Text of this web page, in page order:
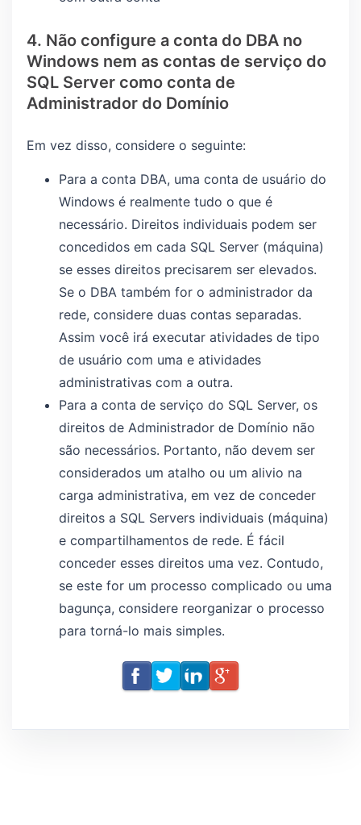
4. Não configure a conta do DBA no
Windows nem as contas de serviço do
SQL Server como conta de
Administrador do Domínio
Em vez disso, considere o seguinte:
Para a conta DBA, uma conta de usuário do
Windows é realmente tudo o que é
necessário. Direitos individuais podem ser
concedidos em cada SQL Server (máquina)
se esses direitos precisarem ser elevados.
Se o DBA também for o administrador da
rede, considere duas contas separadas.
Assim você irá executar atividades de tipo
de usuário com uma e atividades
administrativas com a outra.
Para a conta de serviço do SQL Server, os
direitos de Administrador de Domínio não
são necessários. Portanto, não devem ser
considerados um atalho ou um alivio na
carga administrativa, em vez de conceder
direitos a SQL Servers individuais (máquina)
e compartilhamentos de rede. É fácil
conceder esses direitos uma vez. Contudo,
se este for um processo complicado ou uma
bagunça, considere reorganizar o processo
para torná-lo mais simples.